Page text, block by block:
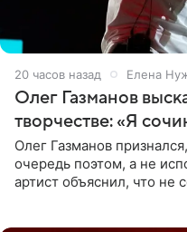
20 часов назад Елена
Олег Газманов
творчестве: «Я
Олег Газманов
очередь поэтом, а не
артист объяснил, что не